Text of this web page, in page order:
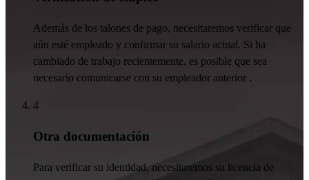
Además de los talones de pago, necesitaremos verificar que
aún esté empleado y confirmar su salario actual. Si ha
cambiado de trabajo recientemente, es posible que sea
necesario comunicarse con su empleador anterior .
4
Otra documentación
Para verificar su identidad, necesitaremos su licencia de